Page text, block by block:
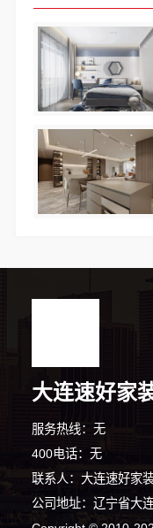
大连速好家
服务热线：无
400电话：无
联系人：大连速好家
公司地址：辽宁省大